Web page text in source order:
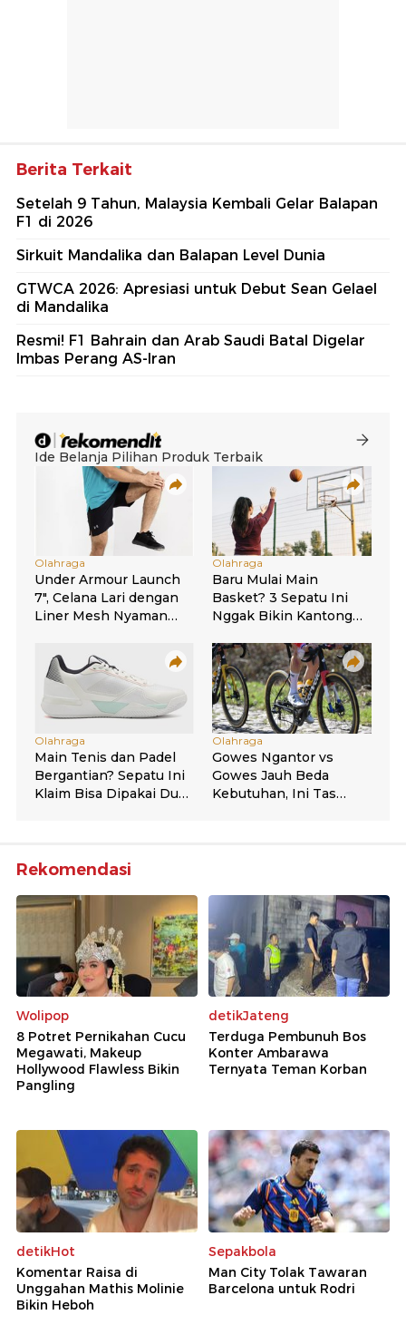
Berita Terkait
Setelah 9 Tahun, Malaysia Kembali Gelar Balapan
F1 di 2026
Sirkuit Mandalika dan Balapan Level Dunia
GTWCA 2026: Apresiasi untuk Debut Sean Gelael
di Mandalika
Resmi! F1 Bahrain dan Arab Saudi Batal Digelar
Imbas Perang AS-Iran
Rekomendasi
Wolipop
8 Potret Pernikahan Cucu
Megawati, Makeup
Hollywood Flawless Bikin
Pangling
detikJateng
Terduga Pembunuh Bos
Konter Ambarawa
Ternyata Teman Korban
detikHot
Komentar Raisa di
Unggahan Mathis Molinie
Bikin Heboh
Sepakbola
Man City Tolak Tawaran
Barcelona untuk Rodri